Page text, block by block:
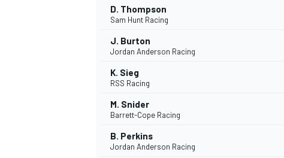
D. Thompson
Sam Hunt Racing
J. Burton
Jordan Anderson Racing
K. Sieg
RSS Racing
M. Snider
Barrett-Cope Racing
B. Perkins
Jordan Anderson Racing